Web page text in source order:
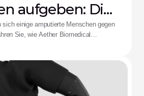
aufgeben: Die
sich einige amputierte Menschen gegen
Sie, wie Aether Biomedical